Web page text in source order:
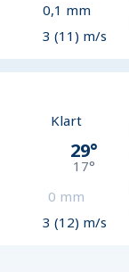
0,1 mm
3 (11) m/s
Klart
29°
17°
0 mm
3 (12) m/s